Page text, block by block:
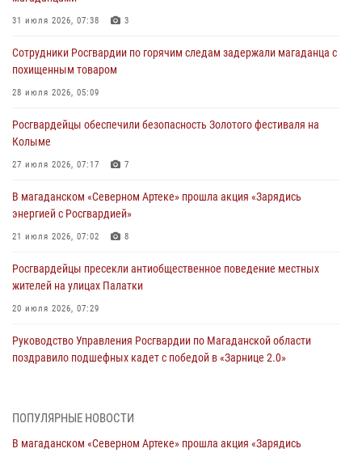
31 июля 2026, 07:38 3
Сотрудники Росгвардии по горячим следам задержали магаданца с
похищенным товаром
28 июля 2026, 05:09
Росгвардейцы обеспечили безопасность Золотого фестиваля на
Колыме
27 июля 2026, 07:17 7
В магаданском «Северном Артеке» прошла акция «Зарядись
энергией с Росгвардией»
21 июля 2026, 07:02 8
Росгвардейцы пресекли антиобщественное поведение местных
жителей на улицах Палатки
20 июля 2026, 07:29
Руководство Управления Росгвардии по Магаданской области
поздравило подшефных кадет с победой в «Зарнице 2.0»
При содействии СОБР Росгвардии в Магадане задержан
ПОПУЛЯРНЫЕ НОВОСТИ
В магаданском «Северном Артеке» прошла акция «Зарядись